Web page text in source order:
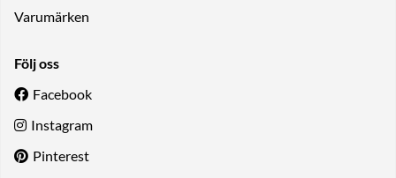
Varumärken
Följ oss
Facebook
Instagram
Pinterest